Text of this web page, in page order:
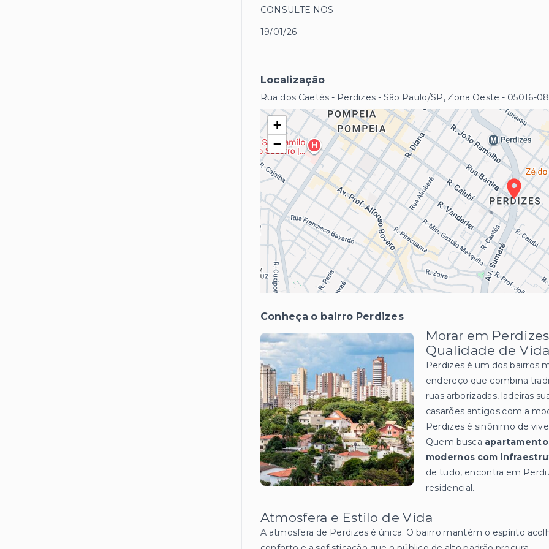
CONSULTE NOS
19/01/26
Localização
Rua dos Caetés - Perdizes - São Paulo/SP, Zona Oeste - 05016-
+
−
Conheça o bairro Perdizes
Morar em
Qualidade de
Perdizes é um dos bairros
endereço que combina
ruas arborizadas, ladeiras
casarões antigos com a
Perdizes é sinônimo de
Quem busca
modernos com
de tudo, encontra em
residencial.
Atmosfera e Estilo de Vida
A atmosfera de Perdizes é única. O bairro mantém o espírito